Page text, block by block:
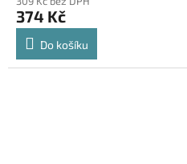
374 Kč
Do košíku